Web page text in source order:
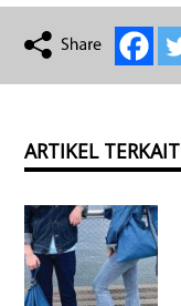
ARTIKEL TERKAIT